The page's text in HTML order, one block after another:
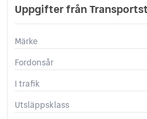
Uppgifter från
Märke
Fordonsår
I trafik
Utsläppsklass